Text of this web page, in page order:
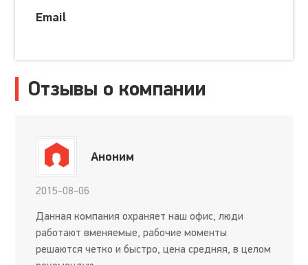
Email
Отзывы о компании
Аноним
2015-08-06
Данная компания охраняет наш офис, люди
работают вменяемые, рабочие моменты
решаются четко и быстро, цена средняя, в целом